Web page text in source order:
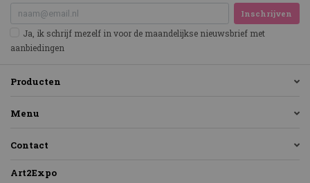
Inschrijven
Ja, ik schrijf mezelf in voor de maandelijkse nieuwsbrief met
aanbiedingen
Producten
Menu
Contact
Art2Expo